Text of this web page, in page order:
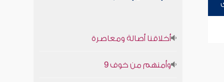
أخلاقنا أصالة ومعاصرة
وأمنهم من خوف 9